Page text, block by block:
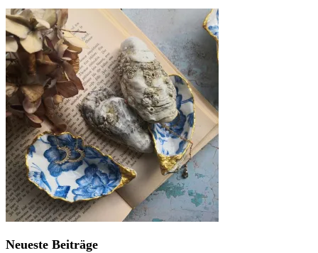
Neueste Beiträge